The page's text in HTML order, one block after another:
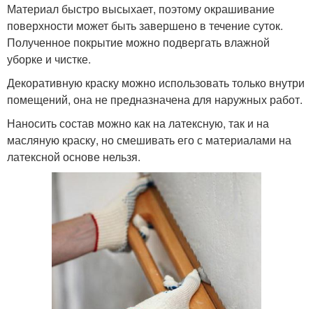
Материал быстро высыхает, поэтому окрашивание
поверхности может быть завершено в течение суток.
Полученное покрытие можно подвергать влажной
уборке и чистке.
Декоративную краску можно использовать только внутри
помещений, она не предназначена для наружных работ.
Наносить состав можно как на латексную, так и на
масляную краску, но смешивать его с материалами на
латексной основе нельзя.